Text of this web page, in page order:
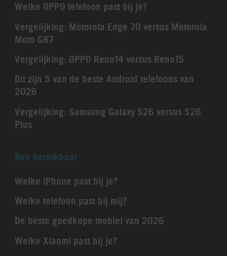
Welke OPPO telefoon past bij je?
Vergelijking: Motorola Edge 70 versus Motorola
Moto G87
Vergelijking: OPPO Reno14 versus Reno15
Dit zijn 5 van de beste Android telefoons van
2026
Vergelijking: Samsung Galaxy S26 versus S26
Plus
Ben bereikbaar
Welke iPhone past bij je?
Welke telefoon past bij mij?
De beste goedkope mobiel van 2026
Welke Xiaomi past bij je?